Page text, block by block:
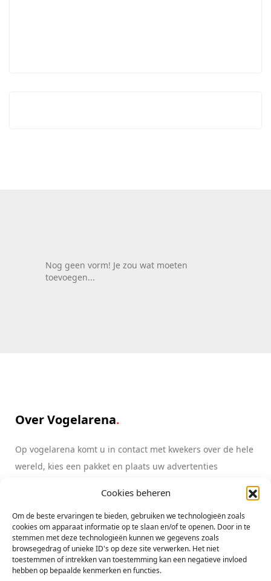
Cookies beheren
Om de beste ervaringen te bieden, gebruiken we technologieën zoals
cookies om apparaat informatie op te slaan en/of te openen. Door in te
stemmen met deze technologieën kunnen we gegevens zoals
browsegedrag of unieke ID's op deze site verwerken. Het niet
toestemmen of intrekken van toestemming kan een negatieve invloed
hebben op bepaalde kenmerken en functies.
Nog geen vorm! Je zou wat moeten
toevoegen...
Over Vogelarena
Op vogelarena komt u in contact met kwekers over de hele
wereld, kies een pakket en plaats uw advertenties